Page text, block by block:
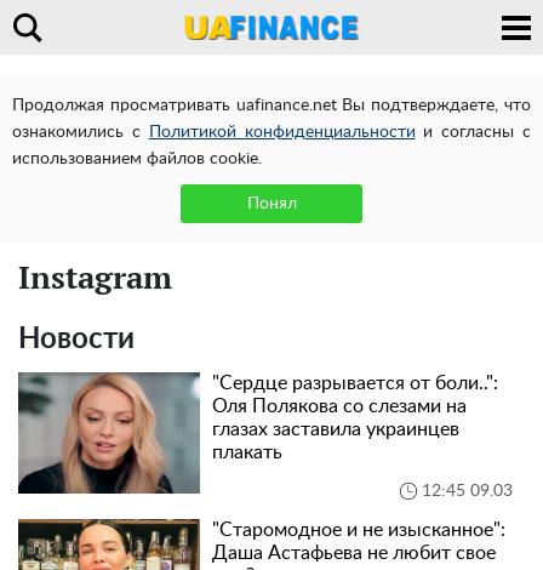
Продолжая просматривать uafinance.net Вы подтверждаете, что
ознакомились с
Политикой конфиденциальности и согласны с
использованием файлов cookie.
Понял
Instagram
Новости
"Сердце разрывается от боли..":
Оля Полякова со слезами на
глазах заставила украинцев
плакать
12:45 09.03
"Старомодное и не изысканное":
Даша Астафьева не любит свое